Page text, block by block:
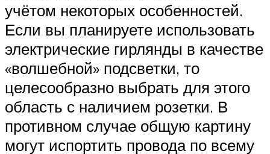
учётом некоторых особенностей.
Если вы планируете использовать
электрические гирлянды в качестве
«волшебной» подсветки, то
целесообразно выбрать для этого
область с наличием розетки. В
противном случае общую картину
могут испортить провода по всему